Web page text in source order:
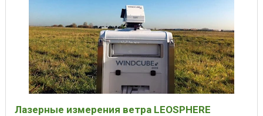
Лазерные измерения ветра LEOSPHERE